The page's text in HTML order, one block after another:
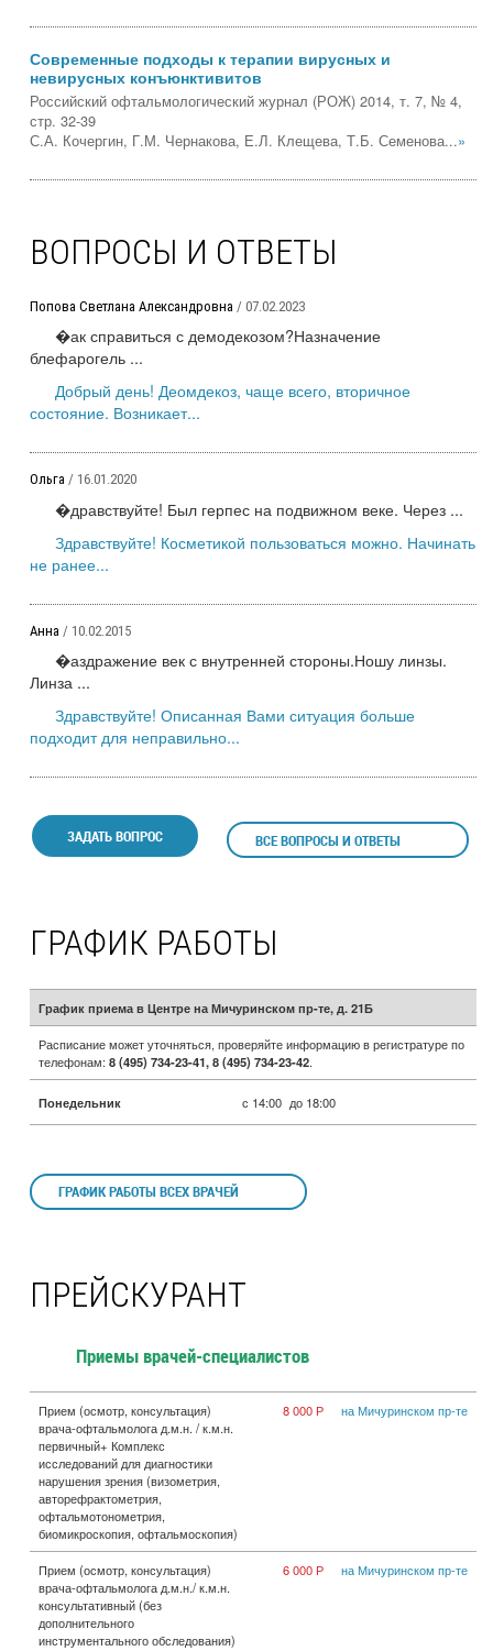
Современные подходы к терапии вирусных и
невирусных конъюнктивитов
Российский офтальмологический журнал (РОЖ) 2014, т. 7, № 4,
стр. 32-39
С.А. Кочергин, Г.М. Чернакова, Е.Л. Клещева, Т.Б. Семенова...»
ВОПРОСЫ И ОТВЕТЫ
Попова Светлана Александровна / 07.02.2023
�ак справиться с демодекозом?Назначение
блефарогель ...
Добрый день! Деомдекоз, чаще всего, вторичное
состояние. Возникает...
Ольга / 16.01.2020
�дравствуйте! Был герпес на подвижном веке. Через ...
Здравствуйте! Косметикой пользоваться можно. Начинать
не ранее...
Анна / 10.02.2015
�аздражение век с внутренней стороны.Ношу линзы.
Линза ...
Здравствуйте! Описанная Вами ситуация больше
подходит для неправильно...
ЗАДАТЬ ВОПРОС ВСЕ ВОПРОСЫ И ОТВЕТЫ
ГРАФИК РАБОТЫ
График приема в Центре на Мичуринском пр-те, д. 21Б
Расписание может уточняться, проверяйте информацию в регистратуре по
телефонам:8 (495) 734-23-41, 8 (495) 734-23-42.
Понедельник с 14:00 до 18:00
ГРАФИК РАБОТЫ ВСЕХ ВРАЧЕЙ
ПРЕЙСКУРАНТ
Приемы врачей-специалистов
Прием (осмотр, консультация)
врача-офтальмолога д.м.н. / к.м.н.
первичный+ Комплекс
исследований для диагностики
нарушения зрения (визометрия,
авторефрактометрия,
офтальмотонометрия,
биомикроскопия, офтальмоскопия)
8 000 Р на Мичуринском пр-те
Прием (осмотр, консультация)
врача-офтальмолога д.м.н./ к.м.н.
консультативный (без
дополнительного
инструментального обследования)
6 000 Р на Мичуринском пр-те